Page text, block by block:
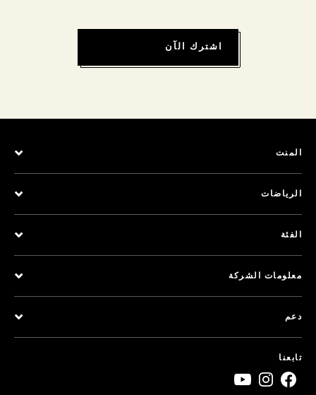
اشترك الآن
المنت
الرياضات
الفئة
معلومات الشركة
دعم
تابعنا